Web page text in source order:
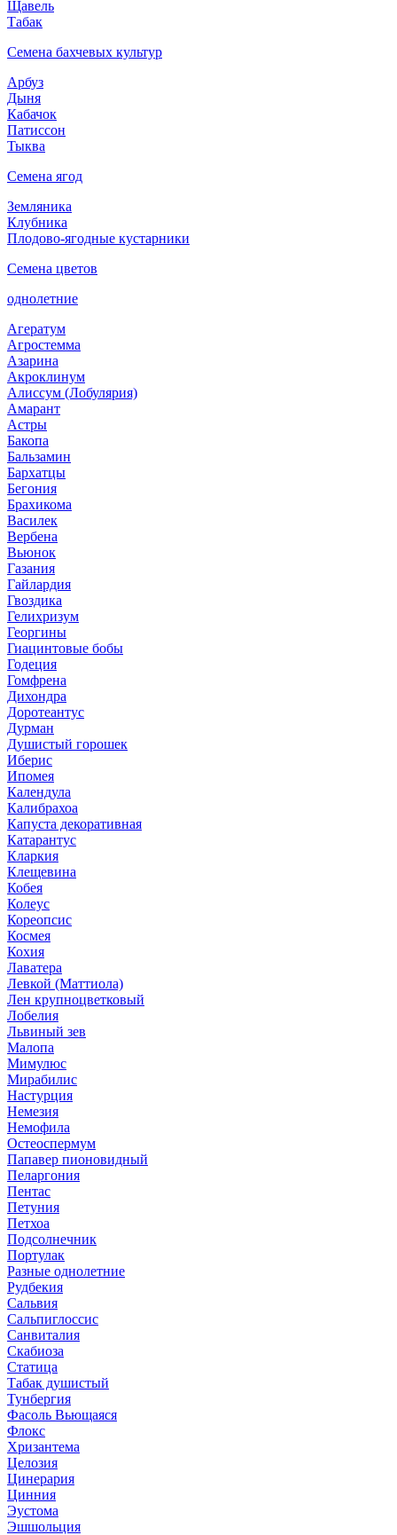
Щавель
Табак
Семена бахчевых культур
Арбуз
Дыня
Кабачок
Патиссон
Тыква
Семена ягод
Земляника
Клубника
Плодово-ягодные кустарники
Семена цветов
однолетние
Агератум
Агростемма
Азарина
Акроклинум
Алиссум (Лобулярия)
Амарант
Астры
Бакопа
Бальзамин
Бархатцы
Бегония
Брахикома
Василек
Вербена
Вьюнок
Газания
Гайлардия
Гвоздика
Гелихризум
Георгины
Гиацинтовые бобы
Годеция
Гомфрена
Дихондра
Доротеантус
Дурман
Душистый горошек
Иберис
Ипомея
Календула
Калибрахоа
Капуста декоративная
Катарантус
Кларкия
Клещевина
Кобея
Колеус
Кореопсис
Космея
Кохия
Лаватера
Левкой (Маттиола)
Лен крупноцветковый
Лобелия
Львиный зев
Малопа
Мимулюс
Мирабилис
Настурция
Немезия
Немофила
Остеоспермум
Папавер пионовидный
Пеларгония
Пентас
Петуния
Петхоа
Подсолнечник
Портулак
Разные однолетние
Рудбекия
Сальвия
Сальпиглоссис
Санвиталия
Скабиоза
Статица
Табак душистый
Тунбергия
Фасоль Вьющаяся
Флокс
Хризантема
Целозия
Цинерария
Цинния
Эустома
Эшшольция